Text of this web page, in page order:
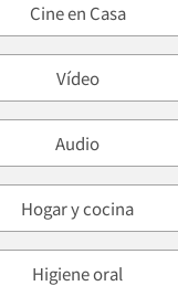
Cine en Casa
Vídeo
Audio
Hogar y cocina
Higiene oral